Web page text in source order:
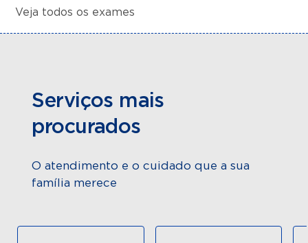
Veja todos os exames
Serviços mais
procurados
O atendimento e o cuidado que a sua
família merece